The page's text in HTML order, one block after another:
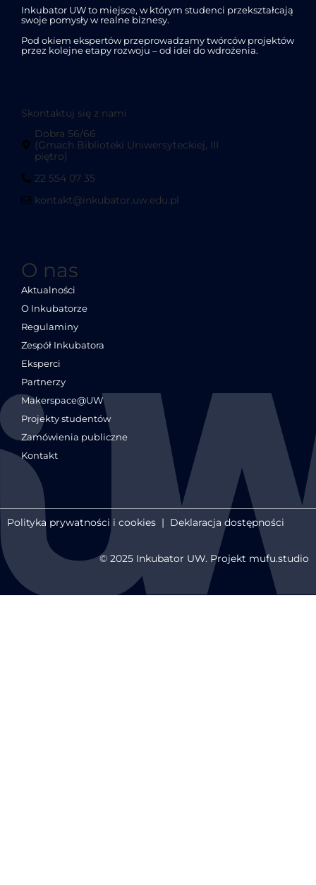
Inkubator UW to miejsce, w którym studenci przekształcają
swoje pomysły w realne biznesy.
Pod okiem ekspertów przeprowadzamy twórców projektów
przez kolejne etapy rozwoju – od idei do wdrożenia.
Skontaktuj się z nami
Dobra 56/66
(Gmach Biblioteki Uniwersyteckiej, III
piętro)
22 554 07 35
kontakt@inkubator.uw.edu.pl
O nas
Aktualności
O Inkubatorze
Regulaminy
Zespół Inkubatora
Eksperci
Partnerzy
Makerspace@UW
Projekty studentów
Zamówienia publiczne
Kontakt
Polityka prywatności i cookies | Deklaracja dostępności
© 2025 Inkubator UW. Projekt mufu.studio